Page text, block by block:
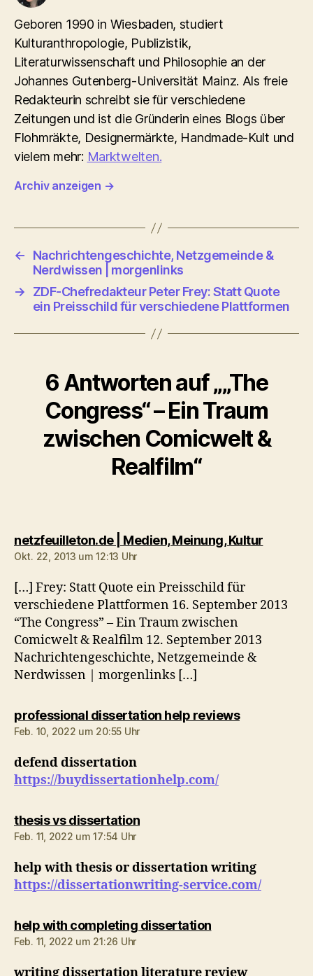
Geboren 1990 in Wiesbaden, studiert
Kulturanthropologie, Publizistik,
Literaturwissenschaft und Philosophie an der
Johannes Gutenberg-Universität Mainz. Als freie
Redakteurin schreibt sie für verschiedene
Zeitungen und ist die Gründerin eines Blogs über
Flohmräkte, Designermärkte, Handmade-Kult und
vielem mehr: Marktwelten.
Archiv anzeigen →
←
Nachrichtengeschichte, Netzgemeinde &
Nerdwissen | morgenlinks
→
ZDF-Chefredakteur Peter Frey: Statt Quote
ein Preisschild für verschiedene Plattformen
6 Antworten auf „„The
Congress“ – Ein Traum
zwischen Comicwelt &
Realfilm“
netzfeuilleton.de | Medien, Meinung, Kultursagt:
Okt. 22, 2013 um 12:13 Uhr
[…] Frey: Statt Quote ein Preisschild für
verschiedene Plattformen 16. September 2013
“The Congress” – Ein Traum zwischen
Comicwelt & Realfilm 12. September 2013
Nachrichtengeschichte, Netzgemeinde &
Nerdwissen | morgenlinks […]
professional dissertation help reviewssagt:
Feb. 10, 2022 um 20:55 Uhr
defend dissertation
https://buydissertationhelp.com/
thesis vs dissertationsagt:
Feb. 11, 2022 um 17:54 Uhr
help with thesis or dissertation writing
https://dissertationwriting-service.com/
help with completing dissertationsagt:
Feb. 11, 2022 um 21:26 Uhr